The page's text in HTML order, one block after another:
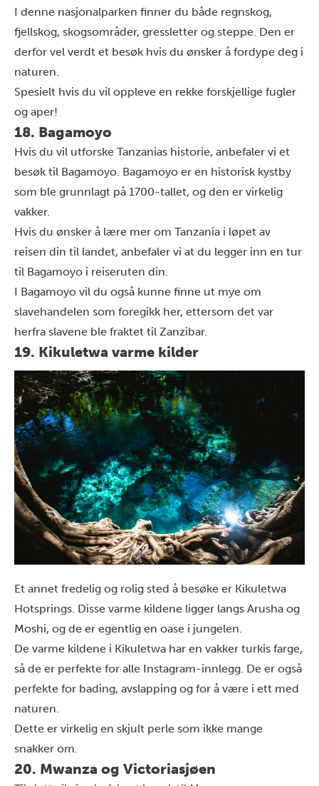
I denne nasjonalparken finner du både regnskog,
fjellskog, skogsområder, gressletter og steppe. Den er
derfor vel verdt et besøk hvis du ønsker å fordype deg i
naturen.
Spesielt hvis du vil oppleve en rekke forskjellige fugler
og aper!
18. Bagamoyo
Hvis du vil utforske Tanzanias historie, anbefaler vi et
besøk til Bagamoyo. Bagamoyo er en historisk kystby
som ble grunnlagt på 1700-tallet, og den er virkelig
vakker.
Hvis du ønsker å lære mer om Tanzania i løpet av
reisen din til landet, anbefaler vi at du legger inn en tur
til Bagamoyo i reiseruten din.
I Bagamoyo vil du også kunne finne ut mye om
slavehandelen som foregikk her, ettersom det var
herfra slavene ble fraktet til Zanzibar.
19. Kikuletwa varme kilder
Et annet fredelig og rolig sted å besøke er Kikuletwa
Hotsprings. Disse varme kildene ligger langs Arusha og
Moshi, og de er egentlig en oase i jungelen.
De varme kildene i Kikuletwa har en vakker turkis farge,
så de er perfekte for alle Instagram-innlegg. De er også
perfekte for bading, avslapping og for å være i ett med
naturen.
Dette er virkelig en skjult perle som ikke mange
snakker om.
20. Mwanza og Victoriasjøen